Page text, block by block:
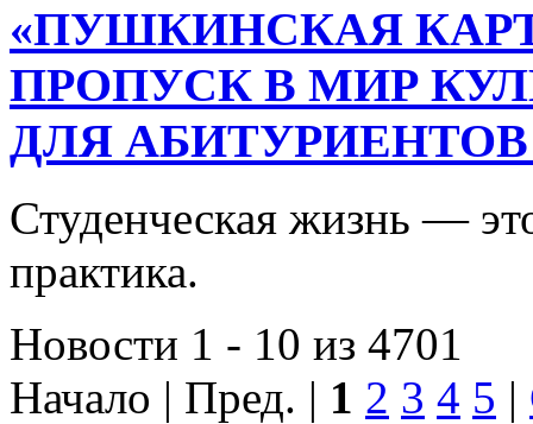
«ПУШКИНСКАЯ
ПРОПУСК В МИР
ДЛЯ
Студенческая жизнь —
практика.
Новости 1 - 10 из 4701
Начало | Пред. | 1 2 3 4 5 |